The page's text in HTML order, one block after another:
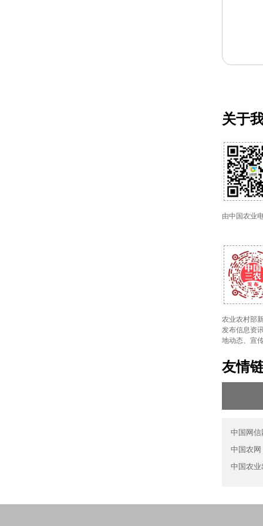
关于
由中国农业
农业农村部
发布信息资
地动态、宣
友情
中国网信
中国农网
中国农业